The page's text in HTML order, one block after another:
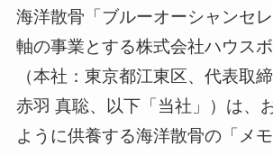
海洋散骨「ブルーオーシャンセ
軸の事業とする株式会社ハウス
（本社：東京都江東区、代表取
赤羽 真聡、以下「当社」）は、
ように供養する海洋散骨の「メ